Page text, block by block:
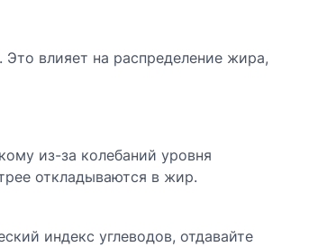
влияет на распределение жира,
из-за колебаний уровня
откладываются в жир.
индекс углеводов, отдавайте